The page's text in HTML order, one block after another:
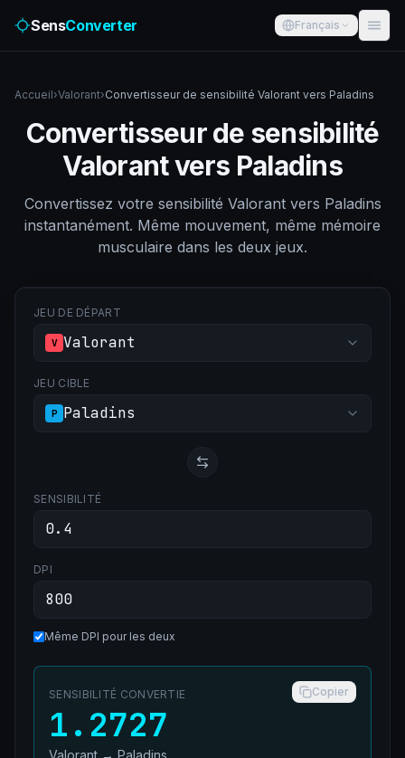
SensConverter Français
Accueil›Valorant›Convertisseur de sensibilité Valorant vers Paladins
Convertisseur de sensibilité
Valorant vers Paladins
Convertissez votre sensibilité Valorant vers Paladins
instantanément. Même mouvement, même mémoire
musculaire dans les deux jeux.
JEU DE DÉPART
V Valorant
JEU CIBLE
P Paladins
SENSIBILITÉ
DPI
Même DPI pour les deux
SENSIBILITÉ CONVERTIE Copier
1.2727
Valorant → Paladins